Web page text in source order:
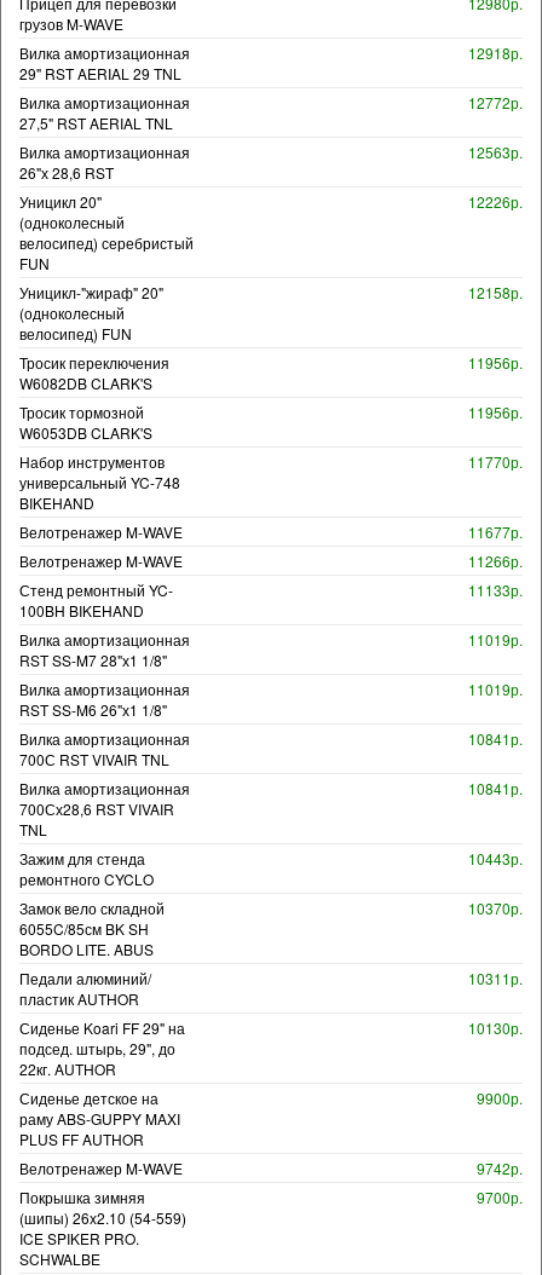
грузов M-WAVE
Вилка амортизационная
29" RST AERIAL 29 TNL
12918р.
Вилка амортизационная
27,5" RST AERIAL TNL
12772р.
Вилка амортизационная
26"х 28,6 RST
12563р.
Уницикл 20"
(одноколесный
велосипед) серебристый
FUN
12226р.
Уницикл-"жираф" 20"
(одноколесный
велосипед) FUN
12158р.
Тросик переключения
W6082DB CLARK'S
11956р.
Тросик тормозной
W6053DB CLARK'S
11956р.
Набор инструментов
универсальный YC-748
BIKEHAND
11770р.
Велотренажер M-WAVE
11677р.
Велотренажер M-WAVE
11266р.
Стенд ремонтный YC-
100BH BIKEHAND
11133р.
Вилка амортизационная
RST SS-M7 28"х1 1/8"
11019р.
Вилка амортизационная
RST SS-M6 26"х1 1/8"
11019р.
Вилка амортизационная
700С RST VIVAIR TNL
10841р.
Вилка амортизационная
700Сх28,6 RST VIVAIR
TNL
10841р.
Зажим для стенда
ремонтного CYCLO
10443р.
Замок вело складной
6055C/85см BK SH
BORDO LITE. ABUS
10370р.
Педали алюминий/
пластик AUTHOR
10311р.
Сиденье Koari FF 29" на
подсед. штырь, 29", до
22кг. AUTHOR
10130р.
Сиденье детское на
раму ABS-GUPPY MAXI
PLUS FF AUTHOR
9900р.
Велотренажер M-WAVE
9742р.
Покрышка зимняя
(шипы) 26x2.10 (54-559)
ICE SPIKER PRO.
SCHWALBE
9700р.